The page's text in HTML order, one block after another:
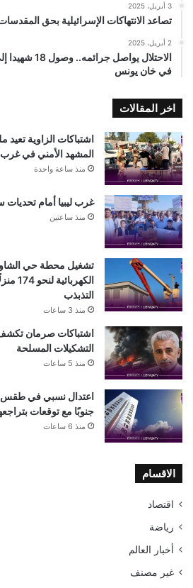
3 أبريل، 2025
تصاعد الانتهاكات الإسرائيلية بحق
2 أبريل، 2025
الاحتلال
في خان يونس
اخر المقالات
اشتباكات الزاوية
المشهد الأمني في غرب
منذ ساعة واحدة
غرب ليبيا أمام تحديات
منذ ساعتين
تشغيل محطة حي
التذبذب
منذ 3 ساعات
اشتباكات صرمان تكشف
التشكيلات المسلحة
منذ 5 ساعات
اعتدال نسبي في طقس
جنوبًا مع توقعات
منذ 6 ساعات
الاقسام
اقتصاد
رياضة
أخبار العالم
غير مصنف